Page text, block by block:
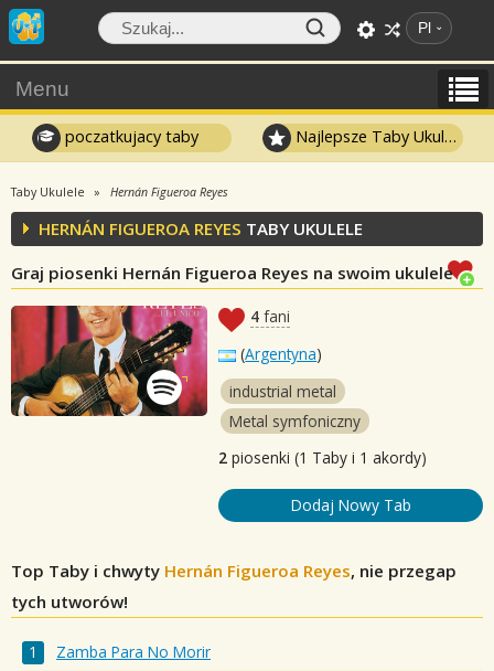
Pl
Menu
poczatkujacy taby Najlepsze Taby Ukulele
Taby Ukulele Hernán Figueroa Reyes
HERNÁN FIGUEROA REYES TABY UKULELE
Graj piosenki Hernán Figueroa Reyes na swoim ukulele
4 fani
(Argentyna)
industrial metal
Metal symfoniczny
2 piosenki (1 Taby i 1 akordy)
Dodaj Nowy Tab
Top Taby i chwyty Hernán Figueroa Reyes, nie przegap
tych utworów!
Zamba Para No Morir